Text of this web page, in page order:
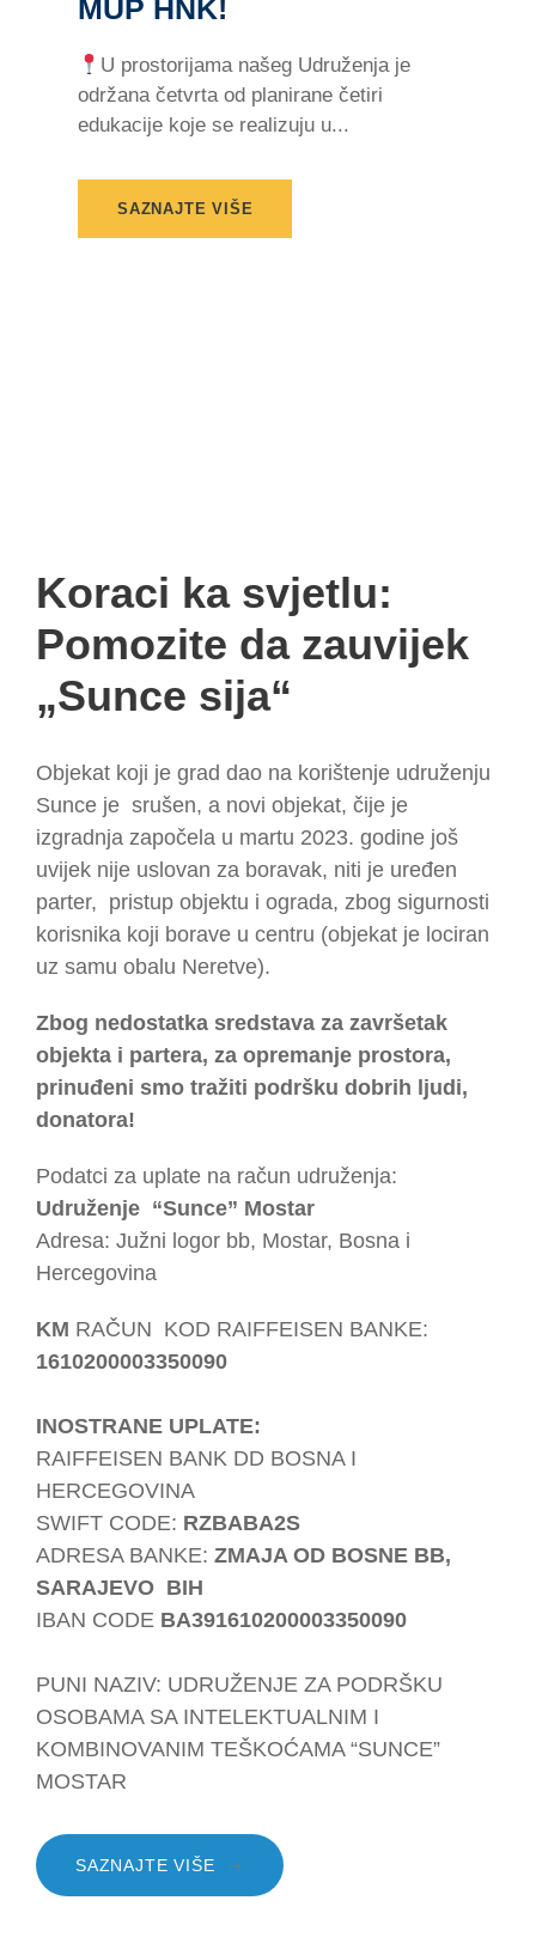
MUP HNK!
U prostorijama našeg Udruženja je
održana četvrta od planirane četiri
edukacije koje se realizuju u...
SAZNAJTE VIŠE
Koraci ka svjetlu:
Pomozite da zauvijek
„Sunce sija“
Objekat koji je grad dao na korištenje udruženju
Sunce je srušen, a novi objekat, čije je
izgradnja započela u martu 2023. godine još
uvijek nije uslovan za boravak, niti je uređen
parter, pristup objektu i ograda, zbog sigurnosti
korisnika koji borave u centru (objekat je lociran
uz samu obalu Neretve).
Zbog nedostatka sredstava za završetak
objekta i partera, za opremanje prostora,
prinuđeni smo tražiti podršku dobrih ljudi,
donatora!
Podatci za uplate na račun udruženja:
Udruženje “Sunce” Mostar
Adresa: Južni logor bb, Mostar, Bosna i
Hercegovina
KM RAČUN KOD RAIFFEISEN BANKE:
1610200003350090
INOSTRANE UPLATE:
RAIFFEISEN BANK DD BOSNA I
HERCEGOVINA
SWIFT CODE: RZBABA2S
ADRESA BANKE: ZMAJA OD BOSNE BB,
SARAJEVO BIH
IBAN CODE BA391610200003350090
PUNI NAZIV: UDRUŽENJE ZA PODRŠKU
OSOBAMA SA INTELEKTUALNIM I
KOMBINOVANIM TEŠKOĆAMA “SUNCE”
MOSTAR
SAZNAJTE VIŠE